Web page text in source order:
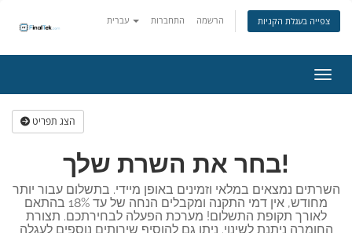
התחברות הרשמה צפייה בעגלת הקניות
הצג תפריט
בחר את השרת שלך!
השרתים נמצאים במלאי וזמינים באופן מיידי. בתשלום עבור יותר
מחודש, אין דמי התקנה ומקבלים הנחה של עד 18% בהתאם
לאורך תקופת התשלום! מערכת הפעלה לבחירתכם. תצורת
החומרה ניתנת לשינוי. ניתן גם להוסיף שירותים נוספים לעגלה